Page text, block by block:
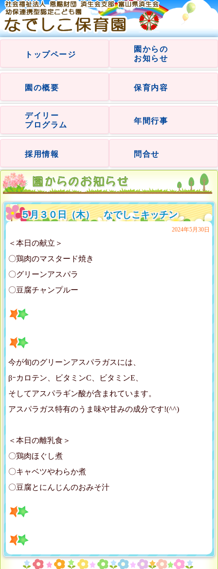
トップページ
園からの
お知らせ
園の概要 保育内容
デイリー
プログラム
年間行事
採用情報 問合せ
５月３０日（木） なでしこキッチン
2024年5月30日
＜本日の献立＞
〇鶏肉のマスタード焼き
〇グリーンアスパラ
〇豆腐チャンプルー
今が旬のグリーンアスパラガスには、
βｰカロテン、ビタミンC、ビタミンE、
そしてアスパラギン酸が含まれています。
アスパラガス特有のうま味や甘みの成分です!(^^)
＜本日の離乳食＞
〇鶏肉ほぐし煮
〇キャベツやわらか煮
〇豆腐とにんじんのおみそ汁